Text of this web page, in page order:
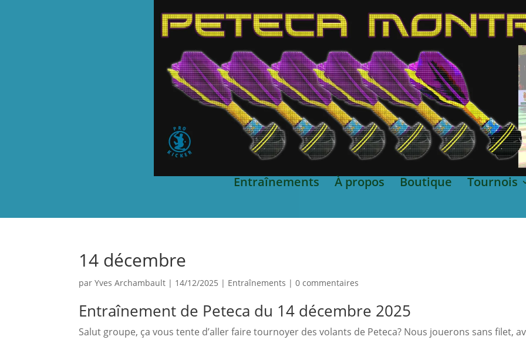
Entraînements À propos Boutique Tournois
14 décembre
parYves Archambault | 14/12/2025 | Entraînements |0 commentaires
Entraînement de Peteca du 14 décembre 2025
Salut groupe, ça vous tente d’aller faire tournoyer des volants de Peteca? Nous jouerons sans filet,